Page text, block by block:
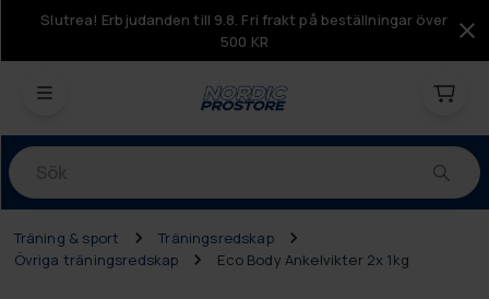
Slutrea! Erbjudanden till 9.8. Fri frakt på beställningar över
500 KR
Produkter
Träning & sport
Träningsredskap
Övriga träningsredskap
Eco Body Ankelvikter 2x 1kg